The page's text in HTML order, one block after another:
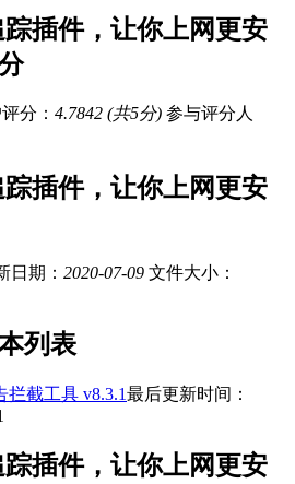
插件，让你上网更安
分： 4.7842 (共5分) 参与评分人
插件，让你上网更安
日期： 2020-07-09 文件大小：
列表
拦截工具 v8.3.1最后更新时间：
插件，让你上网更安